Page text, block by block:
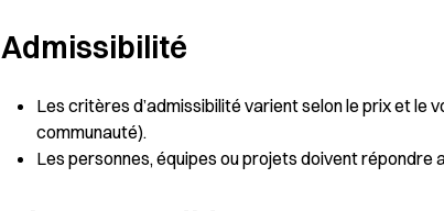
Admissibilité
Les critères d’admissibilité varient selon le prix et le
communauté).
Les personnes, équipes ou projets doivent